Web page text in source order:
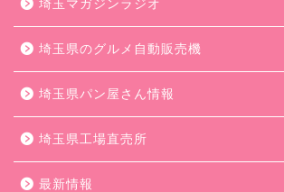
埼玉マガジンラジオ
埼玉県のグルメ自動販売機
埼玉県パン屋さん情報
埼玉県工場直売所
最新情報